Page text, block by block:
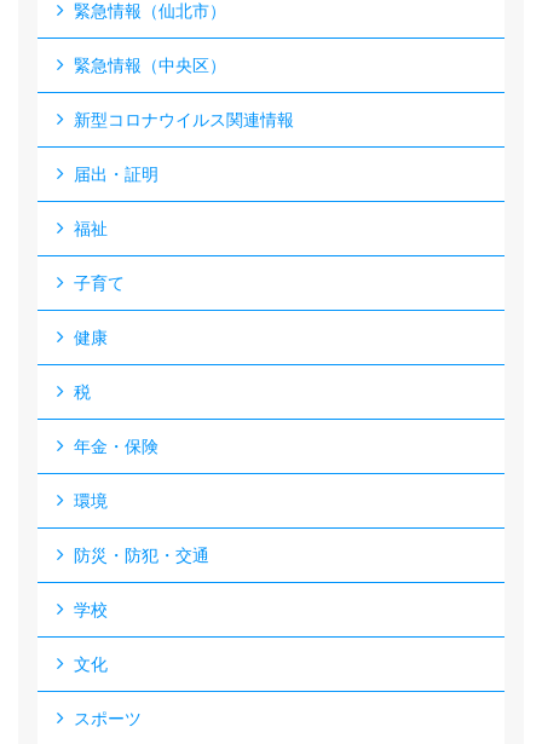
緊急情報（仙北市）
緊急情報（中央区）
新型コロナウイルス関連情報
届出・証明
福祉
子育て
健康
税
年金・保険
環境
防災・防犯・交通
学校
文化
スポーツ